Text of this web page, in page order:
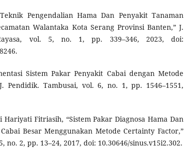
Pengendalian Hama Dan Penyakit Tanaman
Walantaka Kota Serang Provinsi Banten,” J.
vol. 5, no. 1, pp. 339–346, 2023, doi:
Sistem Pakar Penyakit Cabai dengan Metode
Pendidik. Tambusai, vol. 6, no. 1, pp. 1546–1551,
Hariyati Fitriasih, “Sistem Pakar Diagnosa Hama Dan
Besar Menggunakan Metode Certainty Factor,”
no. 2, pp. 13–24, 2017, doi: 10.30646/sinus.v15i2.302.